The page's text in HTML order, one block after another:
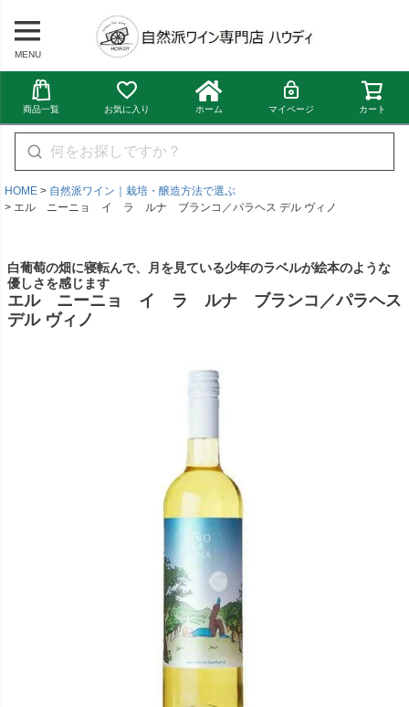
MENU
商品一覧 お気に入り ホーム マイページ カート
HOME
自然派ワイン｜栽培・醸造方法で選ぶ
エル ニーニョ イ ラ ルナ ブランコ／パラヘス デル ヴィノ
白葡萄の畑に寝転んで、月を見ている少年のラベルが絵本のような
優しさを感じます
エル ニーニョ イ ラ ルナ ブランコ／パラヘス
デル ヴィノ